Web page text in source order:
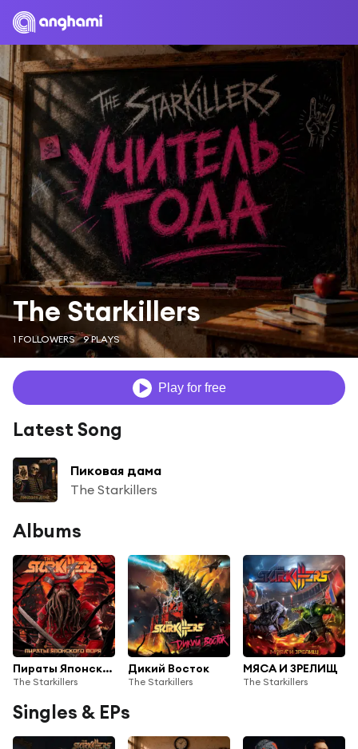
The Starkillers
1 FOLLOWERS 9 PLAYS
Play for free
Latest Song
Пиковая дама
The Starkillers
Albums
Пираты Японского Моря
The Starkillers
Дикий Восток
The Starkillers
МЯСА И ЗРЕЛИЩ
The Starkillers
Singles & EPs